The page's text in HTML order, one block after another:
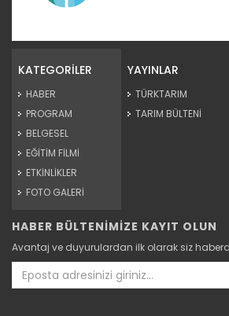
webtarım...
Başarılı Çiftçi Kadınlar...
Dünya Çölleşme ve Kuraklık ile Mücadele
Devamını Oku ->
KATEGORİLER
HABER
PROGRAM
BELGESEL
EĞİTİM FİLMİ
ETKİNLİKLER
FOTO GALERİ
YAYINLAR
TÜRKTARIM
TARIM BÜLTENİ
HABER BÜLTENİMİZE KAYIT OLUN
Avantaj ve duyurulardan ilk olarak siz